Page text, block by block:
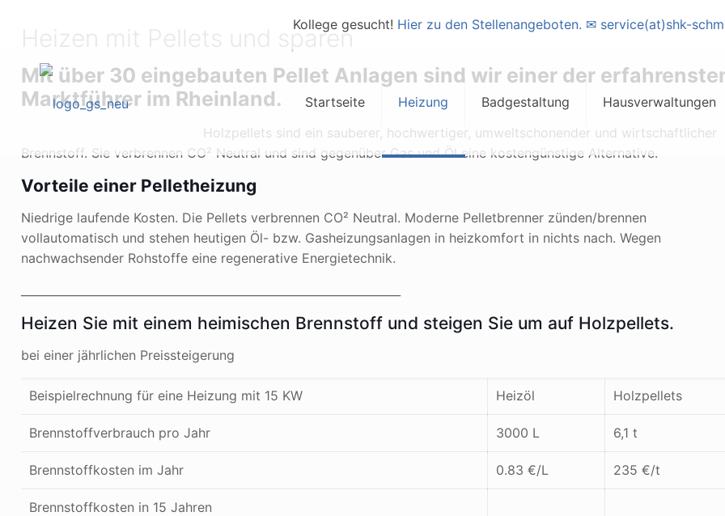
Kollege gesucht! Hier zu den Stellenangeboten. ✉ service(at)shk-
Startseite Heizung Badgestaltung Hausverwaltungen
Heizen mit Pellets und sparen
Mit über 30 eingebauten Pellet Anlagen sind wir einer der
Marktführer im Rheinland.
Holzpellets sind ein sauberer, hochwertiger, umweltschonender und wirtschaftlicher
Brennstoff. Sie verbrennen CO² Neutral und sind gegenüber Gas und Öl eine kostengünstige Alternative.
Vorteile einer Pelletheizung
Niedrige laufende Kosten. Die Pellets verbrennen CO² Neutral. Moderne Pelletbrenner zünden/brennen
vollautomatisch und stehen heutigen Öl- bzw. Gasheizungsanlagen in heizkomfort in nichts nach. Wegen
nachwachsender Rohstoffe eine regenerative Energietechnik.
Heizen Sie mit einem heimischen Brennstoff und steigen Sie um auf Holzpellets.
bei einer jährlichen Preissteigerung
Beispielrechnung für eine Heizung mit 15 KW Heizöl Holzpellets
Brennstoffverbrauch pro Jahr 3000 L 6,1 t
Brennstoffkosten im Jahr 0.83 €/L 235 €/t
Brennstoffkosten in 15 Jahren